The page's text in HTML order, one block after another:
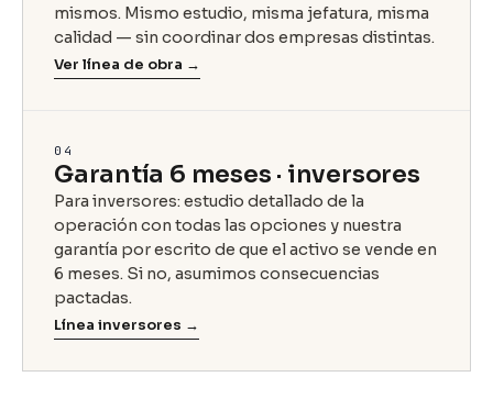
mismos. Mismo estudio, misma jefatura, misma
calidad — sin coordinar dos empresas distintas.
Ver línea de obra →
04
Garantía 6 meses · inversores
Para inversores: estudio detallado de la
operación con todas las opciones y nuestra
garantía por escrito de que el activo se vende en
6 meses. Si no, asumimos consecuencias
pactadas.
Línea inversores →